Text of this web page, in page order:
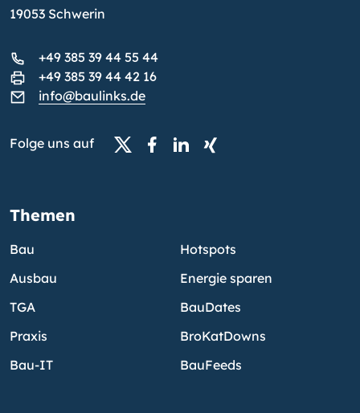
19053 Schwerin
+49 385 39 44 55 44
+49 385 39 44 42 16
info@baulinks.de
Folge uns auf
Themen
Bau
Ausbau
TGA
Praxis
Bau-IT
Hotspots
Energie sparen
BauDates
BroKatDowns
BauFeeds